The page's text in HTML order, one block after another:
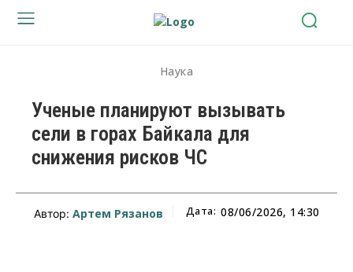
Наука
Ученые планируют вызывать
сели в горах Байкала для
снижения рисков ЧС
Автор: Артем Рязанов Дата: 08/06/2026, 14:30